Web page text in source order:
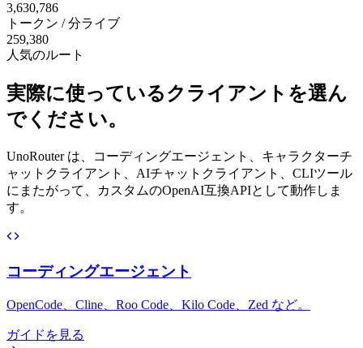
3,630,786
トークン / 分ライブ
259,380
人気のルート
実際に使っているクライアントを選ん
でください。
UnoRouter は、コーディングエージェント、キャラクターチ
ャットクライアント、AIチャットクライアント、CLIツール
にまたがって、カスタムのOpenAI互換APIとして動作しま
す。
コーディングエージェント
OpenCode、Cline、Roo Code、Kilo Code、Zed など。
ガイドを見る